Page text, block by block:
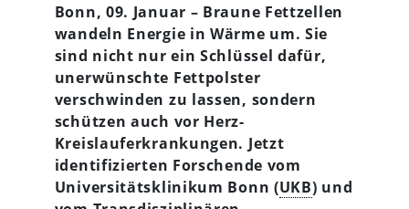
Bonn, 09. Januar – Braune Fettzellen
wandeln Energie in Wärme um. Sie
sind nicht nur ein Schlüssel dafür,
unerwünschte Fettpolster
verschwinden zu lassen, sondern
schützen auch vor Herz-
Kreislauferkrankungen. Jetzt
identifizierten Forschende vom
Universitätsklinikum Bonn (UKB) und